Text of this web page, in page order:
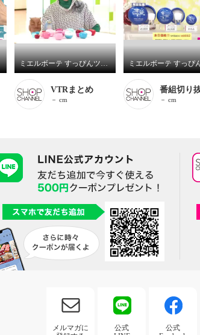
ミエルボーテ すっぴんツヤめき！美白肌 デイタイム スキンケアペースト ＜バニラ＞ ２個増量セット
VTRまとめ
－ cm
番組切り
－ cm
メルマガに
公式
公式